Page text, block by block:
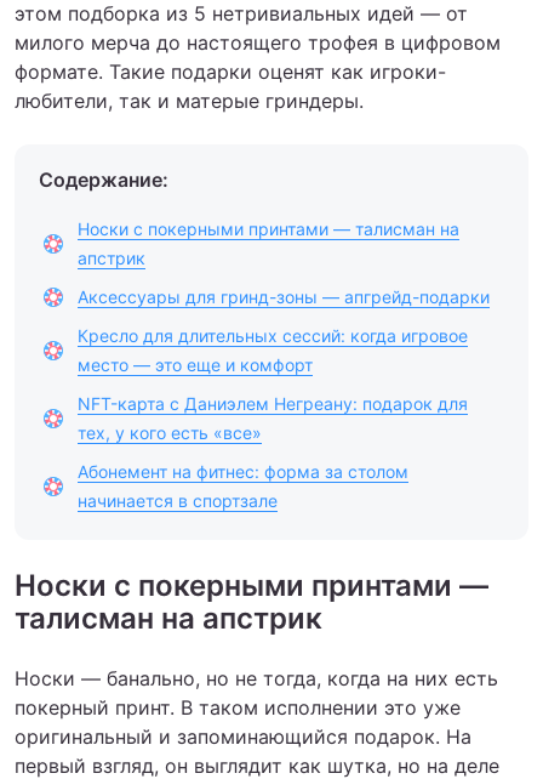
этом подборка из 5 нетривиальных идей — от
милого мерча до настоящего трофея в цифровом
формате. Такие подарки оценят как игроки-
любители, так и матерые гриндеры.
Содержание:
Носки с покерными принтами — талисман на
апстрик
Аксессуары для гринд-зоны — апгрейд-подарки
Кресло для длительных сессий: когда игровое
место — это еще и комфорт
NFT-карта с Даниэлем Негреану: подарок для
тех, у кого есть «все»
Абонемент на фитнес: форма за столом
начинается в спортзале
Носки с покерными принтами —
талисман на апстрик
Носки — банально, но не тогда, когда на них есть
покерный принт. В таком исполнении это уже
оригинальный и запоминающийся подарок. На
первый взгляд, он выглядит как шутка, но на деле